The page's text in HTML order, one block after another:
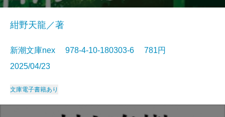
紺野天龍／著
新潮文庫nex 978-4-10-180303-6 781円
2025/04/23
文庫電子書籍あり